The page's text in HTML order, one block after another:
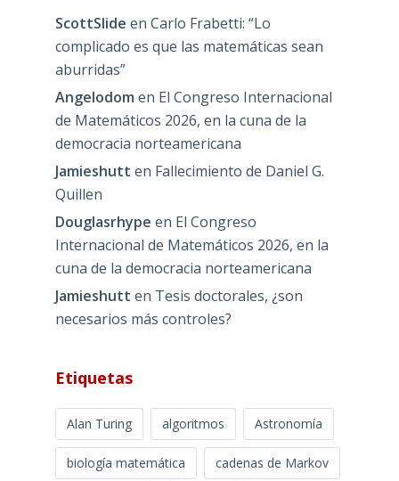
ScottSlide en Carlo Frabetti: “Lo
complicado es que las matemáticas sean
aburridas”
Angelodom en El Congreso Internacional
de Matemáticos 2026, en la cuna de la
democracia norteamericana
Jamieshutt en Fallecimiento de Daniel G.
Quillen
Douglasrhype en El Congreso
Internacional de Matemáticos 2026, en la
cuna de la democracia norteamericana
Jamieshutt en Tesis doctorales, ¿son
necesarios más controles?
Etiquetas
Alan Turing algoritmos Astronomía
biología matemática cadenas de Markov